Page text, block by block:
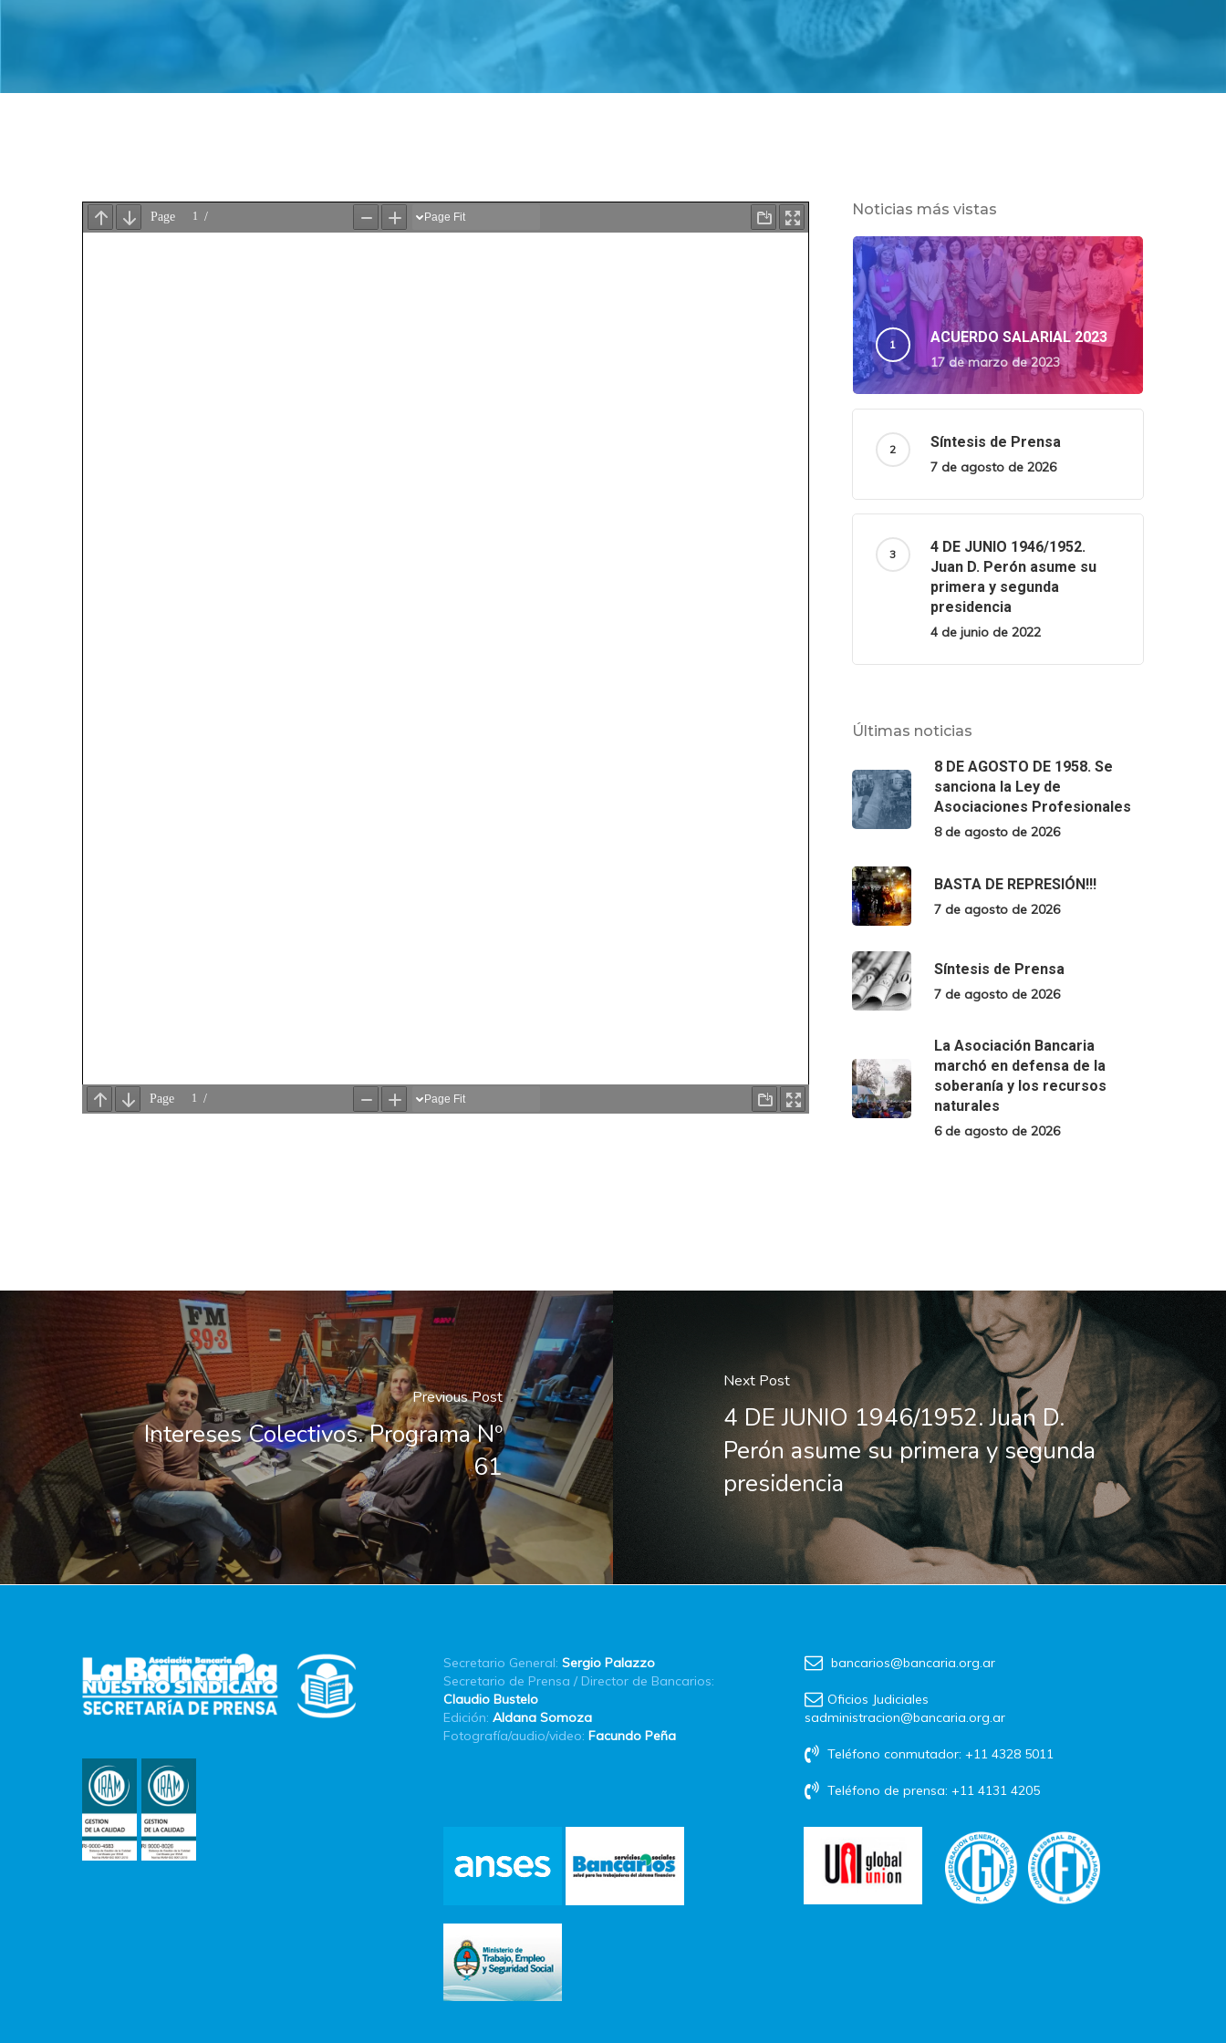
Noticias más vistas
ACUERDO SALARIAL 2023
17 de marzo de 2023
Síntesis de Prensa
7 de agosto de 2026
4 DE JUNIO 1946/1952.
Juan D. Perón asume su
primera y segunda
presidencia
4 de junio de 2022
Últimas noticias
8 DE AGOSTO DE 1958. Se
sanciona la Ley de
Asociaciones Profesionales
8 de agosto de 2026
BASTA DE REPRESIÓN!!!
7 de agosto de 2026
Síntesis de Prensa
7 de agosto de 2026
La Asociación Bancaria
marchó en defensa de la
soberanía y los recursos
naturales
6 de agosto de 2026
Previous Post
Intereses Colectivos. Programa Nº
61
Next Post
4 DE JUNIO 1946/1952. Juan D.
Perón asume su primera y segunda
presidencia
Secretario General: Sergio Palazzo
Secretario de Prensa / Director de Bancarios:
Claudio Bustelo
Edición: Aldana Somoza
Fotografía/audio/video: Facundo Peña
bancarios@bancaria.org.ar
Oficios Judiciales
sadministracion@bancaria.org.ar
Teléfono conmutador: +11 4328 5011
Teléfono de prensa: +11 4131 4205